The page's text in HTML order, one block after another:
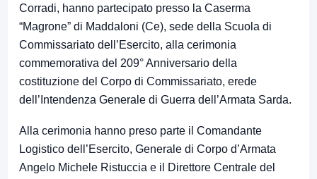
Corradi, hanno partecipato presso la Caserma
“Magrone” di Maddaloni (Ce), sede della Scuola di
Commissariato dell’Esercito, alla cerimonia
commemorativa del 209° Anniversario della
costituzione del Corpo di Commissariato, erede
dell’Intendenza Generale di Guerra dell’Armata Sarda.
Alla cerimonia hanno preso parte il Comandante
Logistico dell’Esercito, Generale di Corpo d’Armata
Angelo Michele Ristuccia e il Direttore Centrale del